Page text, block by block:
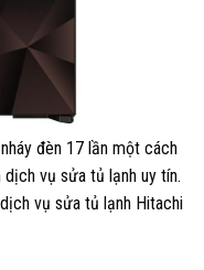
đèn 17 lần một cách
vụ sửa tủ lạnh uy tín.
vụ sửa tủ lạnh Hitachi